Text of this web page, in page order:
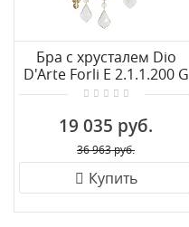
Бра с хрусталем Dio
D'Arte Forli E 2.1.1.200 G
19 035 руб.
36 963 руб.
Купить